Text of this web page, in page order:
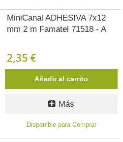
MiniCanal ADHESIVA 7x12
mm 2 m Famatel 71518 - A
2,35 €
Añadir al carrito
Más
Disponible para Comprar